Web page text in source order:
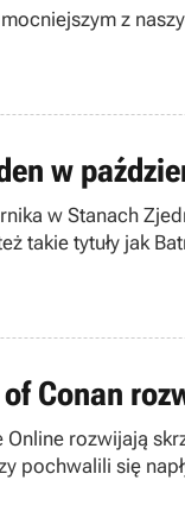
z
w
w Stanach
takie tytuły jak
Conan
Online rozwijają
pochwalili się